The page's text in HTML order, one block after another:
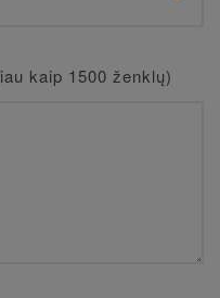
kaip 1500 ženklų)